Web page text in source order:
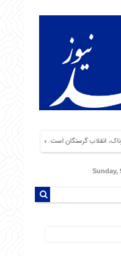
من از شورشهایی که دلیل آن بی‌نانی
Sunday,